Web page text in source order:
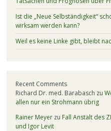
Ist die „Neue Selbständigkeit“
wirksam werden kann?
Weil es keine Linke gibt, bleibt
Recent Comments
Richard Dr. med. Barabasch zu
allen nur ein Strohmann übrig
Rainer Meyerzu Fall Anstalt des
und Igor Levit